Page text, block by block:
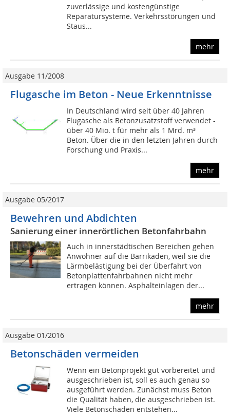
zuverlässige und kostengünstige
Reparatursysteme. Verkehrsstörungen und
Staus...
mehr
Ausgabe 11/2008
Flugasche im Beton - Neue Erkenntnisse
In Deutschland wird seit über 40 Jahren
Flugasche als Betonzusatzstoff verwendet -
über 40 Mio. t für mehr als 1 Mrd. m³
Beton. Über die in den letzten Jahren durch
Forschung und Praxis...
mehr
Ausgabe 05/2017
Bewehren und Abdichten
Sanierung einer innerörtlichen Betonfahrbahn
Auch in innerstädtischen Bereichen gehen
Anwohner auf die Barrikaden, weil sie die
Lärmbelästigung bei der Überfahrt von
Betonplattenfahrbahnen nicht mehr
ertragen können. Asphalteinlagen der...
mehr
Ausgabe 01/2016
Betonschäden vermeiden
Wenn ein Betonprojekt gut vorbereitet und
ausgeschrieben ist, soll es auch genau so
ausgeführt werden. Zunächst muss Beton
die Qualität haben, die ausgeschrieben ist.
Viele Betonschäden entstehen...